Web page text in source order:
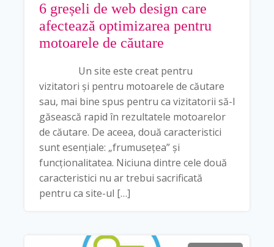
6 greșeli de web design care
afectează optimizarea pentru
motoarele de căutare
Un site este creat pentru
vizitatori și pentru motoarele de căutare
sau, mai bine spus pentru ca vizitatorii să-l
găsească rapid în rezultatele motoarelor
de căutare. De aceea, două caracteristici
sunt esențiale: „frumusețea” și
funcționalitatea. Niciuna dintre cele două
caracteristici nu ar trebui sacrificată
pentru ca site-ul […]